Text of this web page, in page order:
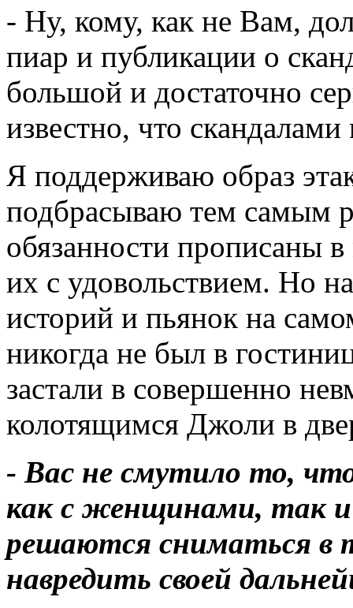
- Ну, кому, как не Вам,
пиар и публикации о
большой и достаточно
известно, что
Я поддерживаю образ
подбрасываю тем самым
обязанности прописаны
их с удовольствием. Но
историй и пьянок на
никогда не был в
застали в совершенно
колотящимся Джоли в
- Вас не смутило то,
как с женщинами, так
решаются сниматься в
навредить своей